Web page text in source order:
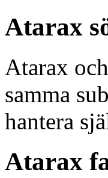
Atarax
Atarax
samma
hantera
Atarax